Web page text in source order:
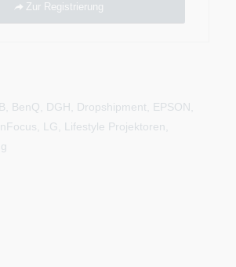
Zur Registrierung
BenQ DGH Dropshipment EPSON
InFocus LG Lifestyle Projektoren